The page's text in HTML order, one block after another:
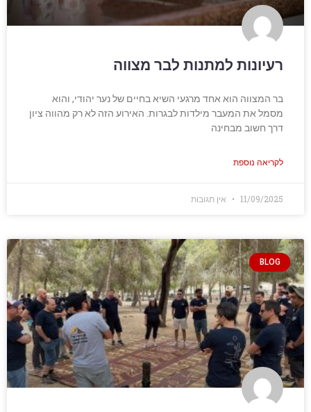
רעיונות למתנות לבר מצווה
בר המצווה הוא אחד מרגעי השיא בחיים של נער יהודי, והוא
מסמל את המעבר מילדות לבגרות. האירוע הזה לא רק מהווה ציון
דרך חשוב מבחינה
לקריאה נוספת
11/09/2025 אין תגובות
BLOG